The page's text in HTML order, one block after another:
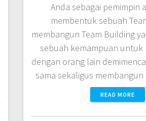
Anda sebagai pemimpin
membentuk sebuah
membangun Team Building
sebuah kemampuan untuk
dengan orang lain
sama sekaligus
READ MORE